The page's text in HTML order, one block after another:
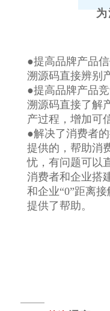
●提高品牌产品
溯源码直接辨别
●提高品牌产品
溯源码直接了解
产过程，增加可
●解决了消费者
提供的，帮助消
忧，有问题可以
消费者和企业搭
和企业“0”距离
提供了帮助。